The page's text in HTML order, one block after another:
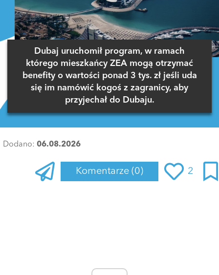
Dubaj uruchomił program, w ramach
którego mieszkańcy ZEA mogą otrzymać
benefity o wartości ponad 3 tys. zł jeśli uda
się im namówić kogoś z zagranicy, aby
przyjechał do Dubaju.
Dodano: 06.08.2026
Komentarze (0) 2